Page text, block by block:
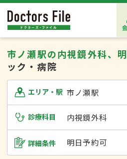
市ノ瀬駅の内視鏡外科、
ック・病院
エリア・駅 市ノ瀬駅
診療科目 内視鏡外科
詳細条件 明日予約可